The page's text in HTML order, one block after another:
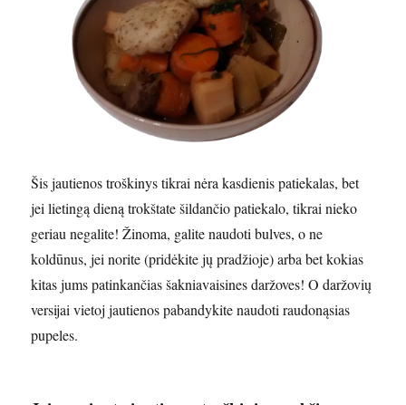
Šis jautienos troškinys tikrai nėra kasdienis patiekalas, bet
jei lietingą dieną trokštate šildančio patiekalo, tikrai nieko
geriau negalite! Žinoma, galite naudoti bulves, o ne
koldūnus, jei norite (pridėkite jų pradžioje) arba bet kokias
kitas jums patinkančias šakniavaisines daržoves! O daržovių
versijai vietoj jautienos pabandykite naudoti raudonąsias
pupeles.